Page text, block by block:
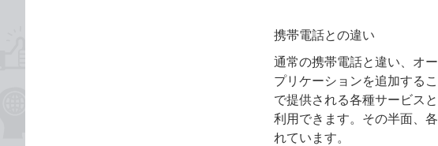
携帯電話との違い
通常の携帯電話と違い、オ
プリケーションを追加する
で提供される各種サービス
利用できます。その半面、
れています。